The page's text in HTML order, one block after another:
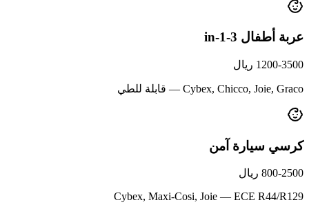
عربة أطفال 3-in-1
1200-3500 ريال
Cybex, Chicco, Joie, Graco — قابلة للطي
كرسي سيارة آمن
800-2500 ريال
Cybex, Maxi-Cosi, Joie — ECE R44/R129